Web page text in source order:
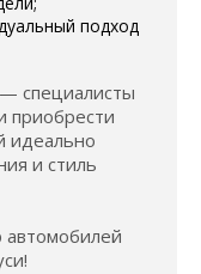
подход
— специалисты
идеально
и стиль